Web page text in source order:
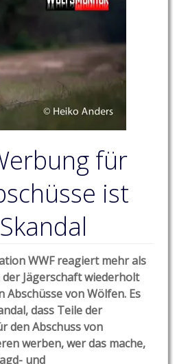
für
ist
WWF reagiert mehr als
Jägerschaft wiederholt
Abschüsse von Wölfen. Es
dass Teile der
den Abschuss von
werben, wer das mache,
und